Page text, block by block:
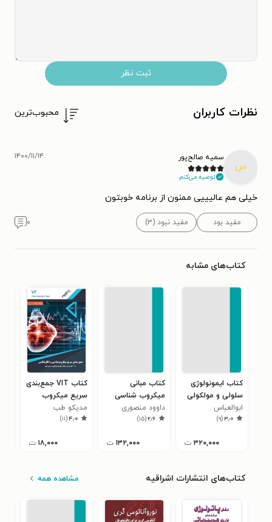
ثبت نظر
نظرات کاربران محبوب‌ترین
س
سمیه صالح‌پور
توصیه می‌کنم.
۱۴۰۰/۱۱/۱۴
خیلی هم عالیییی ممنون از برنامه خوبتون
مفید بود مفید نبود (۳) ۰
کتاب‌های مشابه
کتاب ایمونولوژی
سلولی و مولکولی
ابوالعباس 2018
ابوالعباس .
۳٫۰(۹)
۳۲۰,۰۰۰ ت
کتاب مبانی
میکروب شناسی
پزشکی مورای
(باکتری شناسی)
داوود منصوری
۲٫۶(۱۵)
۱۳۲,۰۰۰ ت
کتاب VIT جمع‌بندی
سریع میکروب‌
شناسی و انگل
شناسی
مدیکو طب
۴٫۰(۱۱)
۱۸,۰۰۰ ت
کتاب‌های انتشارات اشراقیه مشاهده همه